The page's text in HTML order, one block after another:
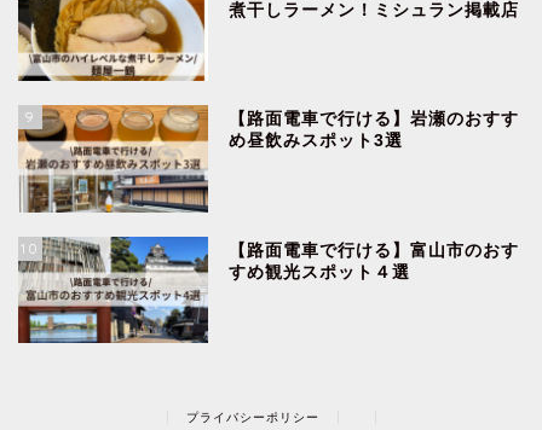
煮干しラーメン！ミシュラン掲載店
9
【路面電車で行ける】岩瀬のおすす
め昼飲みスポット3選
10
【路面電車で行ける】富山市のおす
すめ観光スポット４選
プライバシーポリシー